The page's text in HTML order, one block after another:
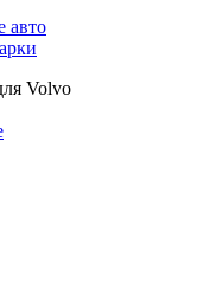
авто
Volvo